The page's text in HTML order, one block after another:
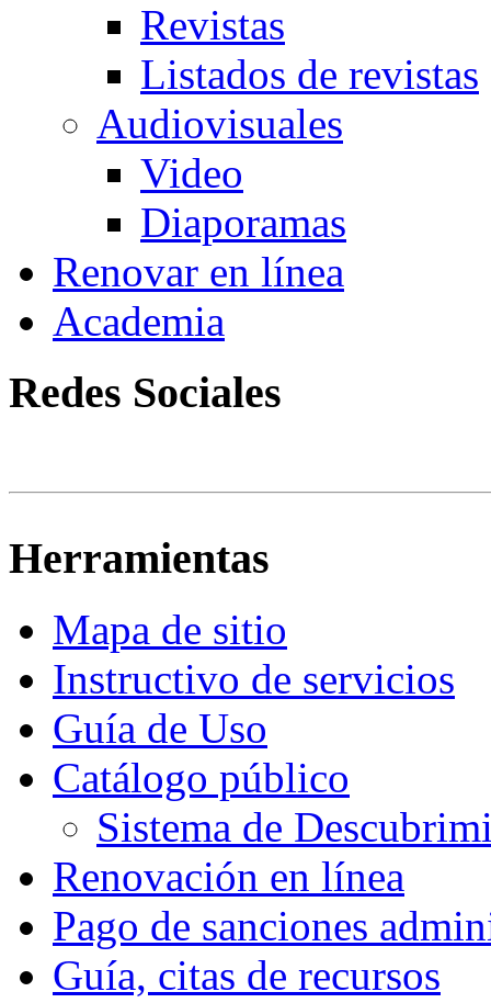
Revistas
Listados de revistas
Audiovisuales
Video
Diaporamas
Renovar en línea
Academia
Redes Sociales
Herramientas
Mapa de sitio
Instructivo de servicios
Guía de Uso
Catálogo público
Sistema de
Renovación en línea
Pago de sanciones
Guía, citas de recursos